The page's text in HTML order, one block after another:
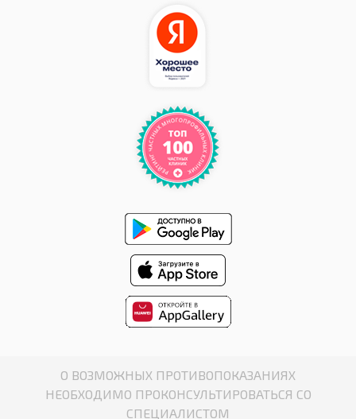
О ВОЗМОЖНЫХ ПРОТИВОПОКАЗАНИЯХ
НЕОБХОДИМО ПРОКОНСУЛЬТИРОВАТЬСЯ СО
СПЕЦИАЛИСТОМ